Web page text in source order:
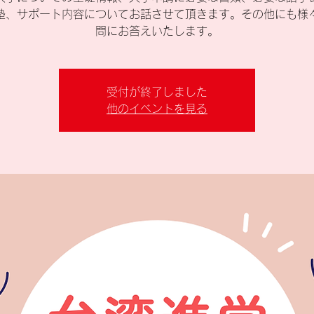
、サポート内容についてお話させて頂きます。その他にも様
問にお答えいたします。
受付が終了しました
他のイベントを見る